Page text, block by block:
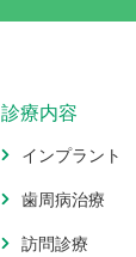
診療内容
インプラント
歯周病治療
訪問診療